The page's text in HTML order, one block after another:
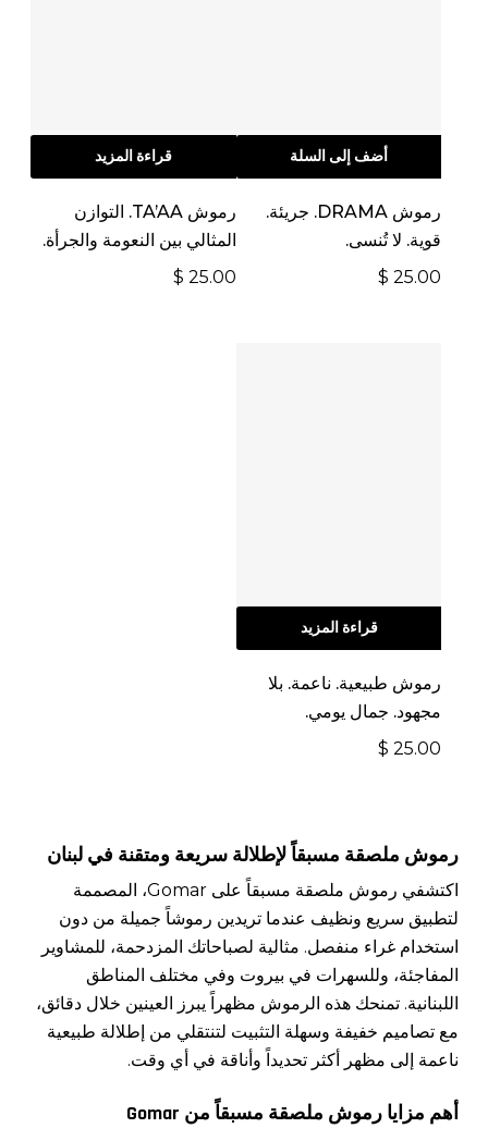
أضف إلى السلة
رموش DRAMA. جريئة.
قوية. لا تُنسى.
$ 25.00
قراءة المزيد
رموش TA’AA. التوازن
المثالي بين النعومة والجرأة.
$ 25.00
قراءة المزيد
رموش طبيعية. ناعمة. بلا
مجهود. جمال يومي.
$ 25.00
رموش ملصقة مسبقاً لإطلالة سريعة ومتقنة في لبنان
اكتشفي رموش ملصقة مسبقاً على Gomar، المصممة
لتطبيق سريع ونظيف عندما تريدين رموشاً جميلة من دون
استخدام غراء منفصل. مثالية لصباحاتك المزدحمة، للمشاوير
المفاجئة، وللسهرات في بيروت وفي مختلف المناطق
اللبنانية. تمنحك هذه الرموش مظهراً يبرز العينين خلال دقائق،
مع تصاميم خفيفة وسهلة التثبيت لتنتقلي من إطلالة طبيعية
ناعمة إلى مظهر أكثر تحديداً وأناقة في أي وقت.
أهم مزايا رموش ملصقة مسبقاً من Gomar